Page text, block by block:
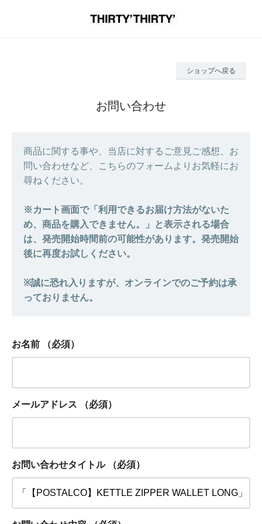
ショップへ戻る
お問い合わせ
商品に関する事や、当店に対するご意見ご感想、お
問い合わせなど、こちらのフォームよりお気軽にお
尋ねください。
お名前 （必須）
メールアドレス （必須）
お問い合わせタイトル （必須）